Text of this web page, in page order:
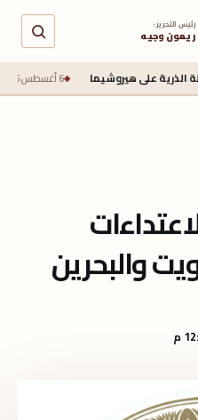
رئيس التحرير :
ريمون وجيه
هيروشيما 6 أغسطس 2026 - 6:50 ص
والبحرين